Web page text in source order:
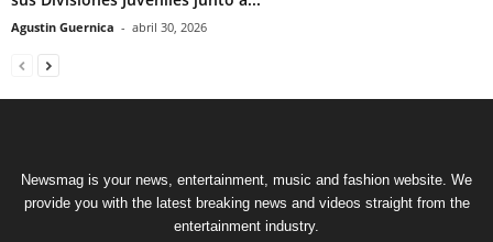
Agustin Guernica - abril 30, 2026
Newsmag is your news, entertainment, music and fashion website. We
provide you with the latest breaking news and videos straight from the
entertainment industry.